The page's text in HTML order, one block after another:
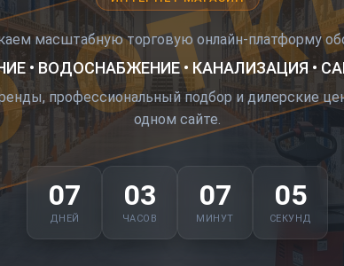
масштабную торговую онлайн-платформу
• ВОДОСНАБЖЕНИЕ • КАНАЛИЗАЦИЯ •
профессиональный подбор и дилерские
одном сайте.
07
ДНЕЙ
03
ЧАСОВ
07
МИНУТ
04
СЕКУНД